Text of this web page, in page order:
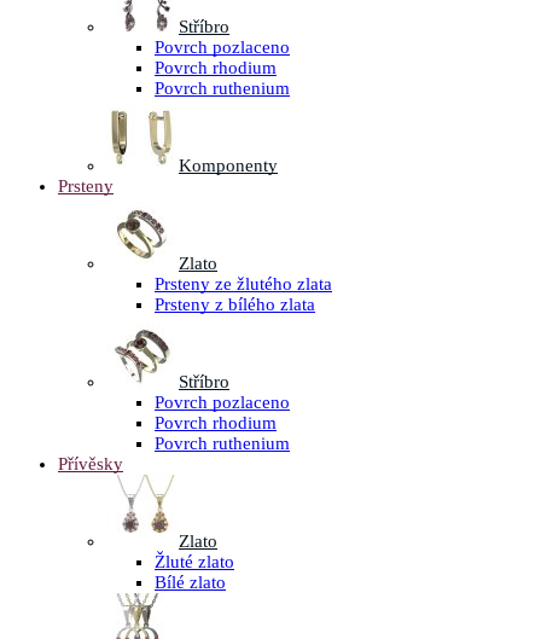
Stříbro
Povrch pozlaceno
Povrch rhodium
Povrch ruthenium
Komponenty
Prsteny
Zlato
Prsteny ze žlutého zlata
Prsteny z bílého zlata
Stříbro
Povrch pozlaceno
Povrch rhodium
Povrch ruthenium
Přívěsky
Zlato
Žluté zlato
Bílé zlato